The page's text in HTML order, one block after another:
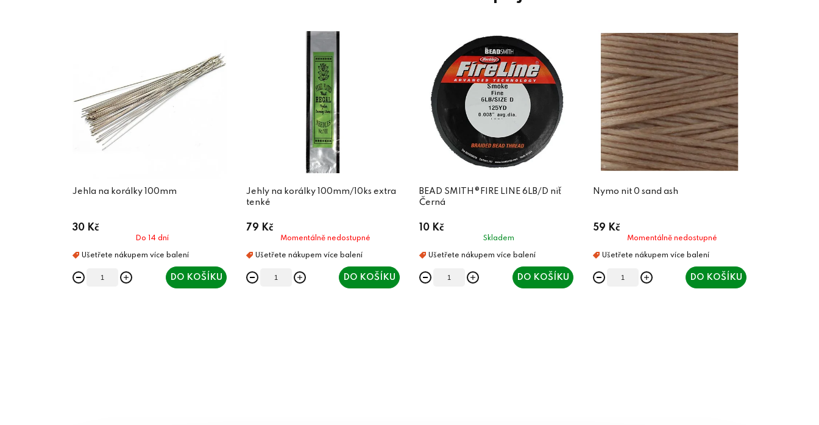
Jehla na korálky 100mm
30 Kč
Do 14 dní
DO KOŠÍKU
Jehly na korálky 100mm/10ks extra
tenké
79 Kč
Momentálně nedostupné
DO KOŠÍKU
BEAD SMITH®FIRE LINE 6LB/D niť
Černá
10 Kč
Skladem
DO KOŠÍKU
Nymo nit 0 sand ash
59 Kč
Momentálně nedostupné
DO KOŠÍKU